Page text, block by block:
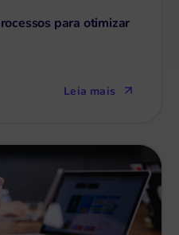
para otimizar
Leia mais